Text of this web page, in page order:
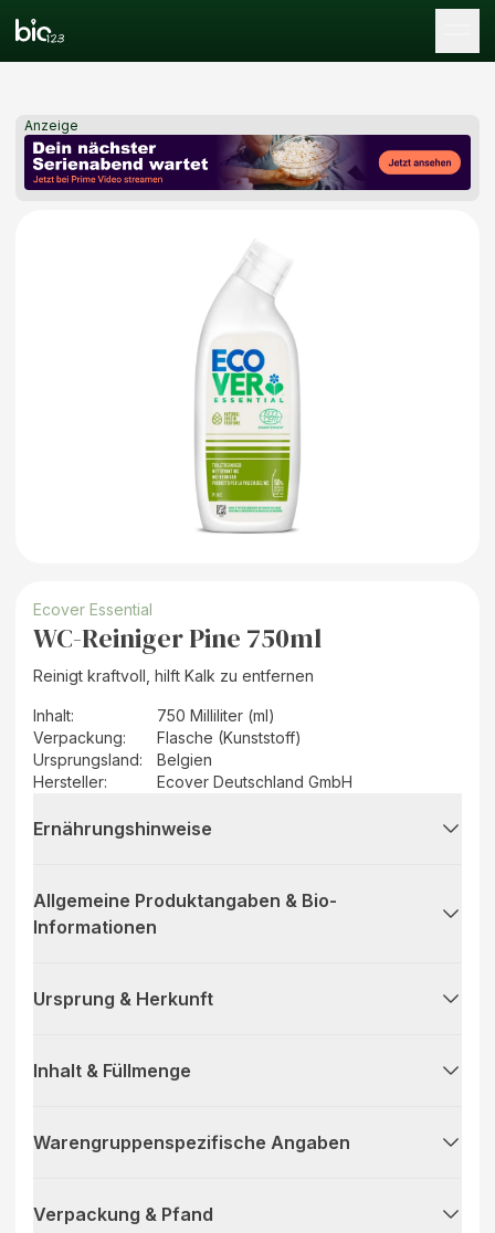
Anzeige
Ecover Essential
WC-Reiniger Pine 750ml
Reinigt kraftvoll, hilft Kalk zu entfernen
Inhalt:
750 Milliliter (ml)
Verpackung:
Flasche (Kunststoff)
Ursprungsland:
Belgien
Hersteller: Ecover Deutschland GmbH
Ernährungshinweise
Allgemeine Produktangaben & Bio-
Informationen
Ursprung & Herkunft
Inhalt & Füllmenge
Warengruppenspezifische Angaben
Verpackung & Pfand